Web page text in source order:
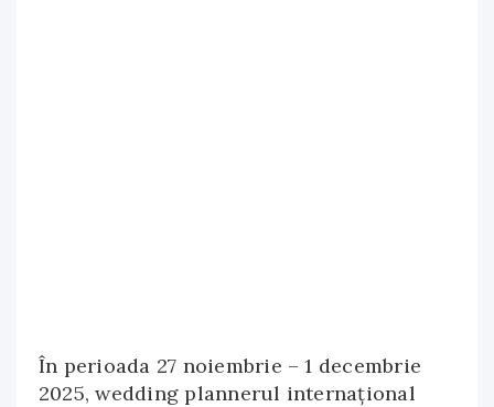
În perioada 27 noiembrie – 1 decembrie
2025, wedding plannerul internațional